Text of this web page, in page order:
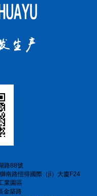
路88號
南路愷得國際（jì）大廈F24
業園區
金築路